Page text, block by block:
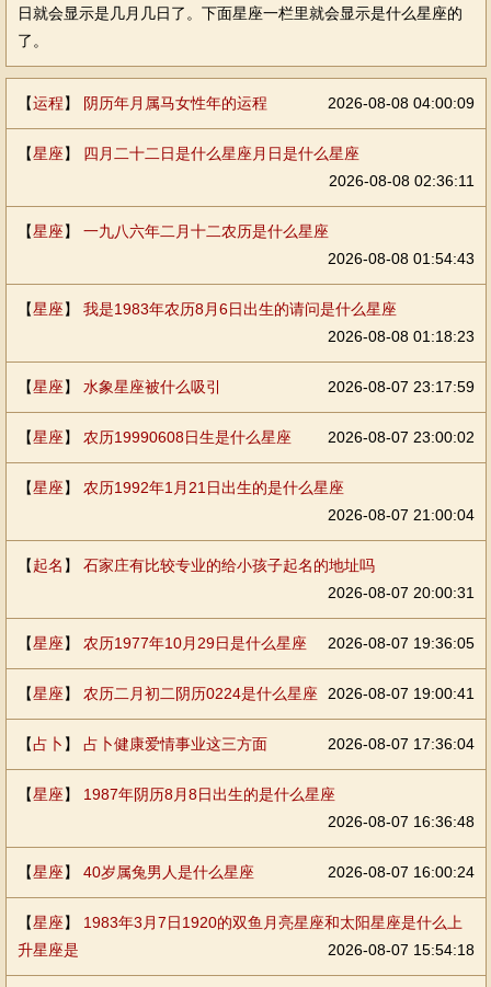
日就会显示是几月几日了。下面星座一栏里就会显示是什么星座的
了。
【运程】 阴历年月属马女性年的运程 2026-08-08 04:00:09
【星座】 四月二十二日是什么星座月日是什么星座
2026-08-08 02:36:11
【星座】 一九八六年二月十二农历是什么星座
2026-08-08 01:54:43
【星座】 我是1983年农历8月6日出生的请问是什么星座
2026-08-08 01:18:23
【星座】 水象星座被什么吸引 2026-08-07 23:17:59
【星座】 农历19990608日生是什么星座 2026-08-07 23:00:02
【星座】 农历1992年1月21日出生的是什么星座
2026-08-07 21:00:04
【起名 】 石家庄有比较专业的给小孩子起名的地址吗
2026-08-07 20:00:31
【星座】 农历1977年10月29日是什么星座 2026-08-07 19:36:05
【星座】 农历二月初二阴历0224是什么星座 2026-08-07 19:00:41
【占卜 】 占卜健康爱情事业这三方面 2026-08-07 17:36:04
【星座】 1987年阴历8月8日出生的是什么星座
2026-08-07 16:36:48
【星座】 40岁属兔男人是什么星座 2026-08-07 16:00:24
【星座】 1983年3月7日1920的双鱼月亮星座和太阳星座是什么上
升星座是
2026-08-07 15:54:18